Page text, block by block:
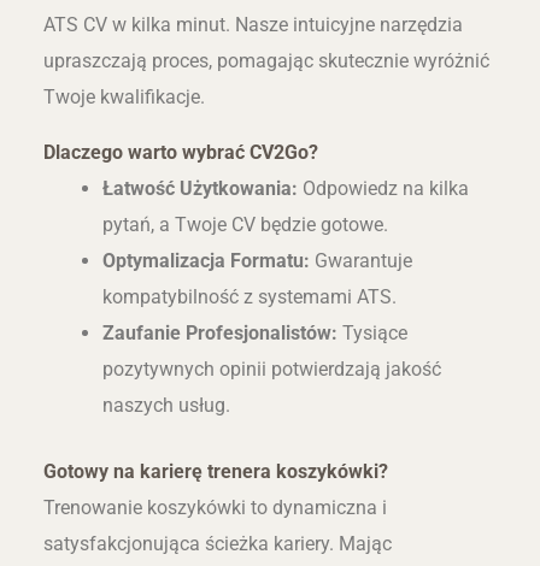
ATS CV w kilka minut. Nasze intuicyjne narzędzia
upraszczają proces, pomagając skutecznie wyróżnić
Twoje kwalifikacje.
Dlaczego warto wybrać CV2Go?
Łatwość Użytkowania: Odpowiedz na kilka
pytań, a Twoje CV będzie gotowe.
Optymalizacja Formatu: Gwarantuje
kompatybilność z systemami ATS.
Zaufanie Profesjonalistów: Tysiące
pozytywnych opinii potwierdzają jakość
naszych usług.
Gotowy na karierę trenera koszykówki?
Trenowanie koszykówki to dynamiczna i
satysfakcjonująca ścieżka kariery. Mając